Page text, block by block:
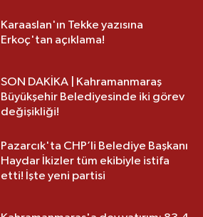
Karaaslan'ın Tekke yazısına
Erkoç'tan açıklama!
SON DAKİKA | Kahramanmaraş
Büyükşehir Belediyesinde iki görev
değişikliği!
Pazarcık'ta CHP’li Belediye Başkanı
Haydar İkizler tüm ekibiyle istifa
etti! İşte yeni partisi